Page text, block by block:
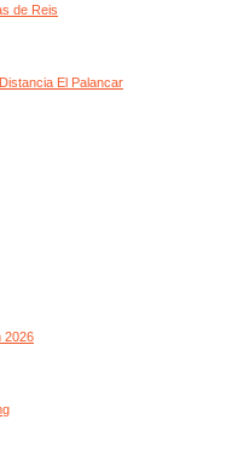
de Reis
El Palancar
2026